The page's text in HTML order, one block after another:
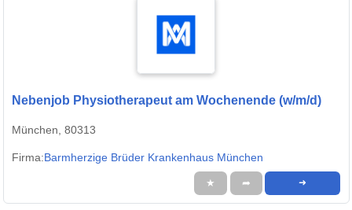
Nebenjob Physiotherapeut am Wochenende (w/m/d)
München, 80313
Firma:Barmherzige Brüder Krankenhaus München
★ ➦ ➜